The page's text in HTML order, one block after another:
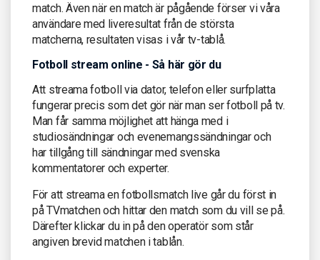
match. Även när en match är pågående förser vi våra
användare med liveresultat från de största
matcherna, resultaten visas i vår tv-tablå.
Fotboll stream online - Så här gör du
Att streama fotboll via dator, telefon eller surfplatta
fungerar precis som det gör när man ser fotboll på tv.
Man får samma möjlighet att hänga med i
studiosändningar och evenemangssändningar och
har tillgång till sändningar med svenska
kommentatorer och experter.
För att streama en fotbollsmatch live går du först in
på TVmatchen och hittar den match som du vill se på.
Därefter klickar du in på den operatör som står
angiven brevid matchen i tablån.